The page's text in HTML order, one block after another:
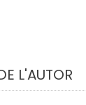
L'AUTOR